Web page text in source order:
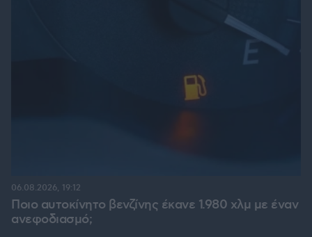
Ποιο αυτοκίνητο βενζίνης έκανε 1.980 χλμ με έναν
ανεφοδιασμό;
06.08.2026, 19:12